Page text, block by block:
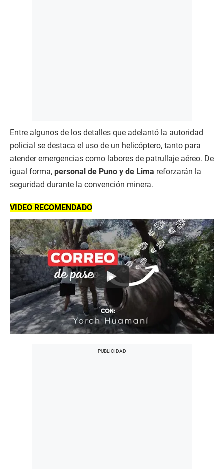
Entre algunos de los detalles que adelantó la autoridad
policial se destaca el uso de un helicóptero, tanto para
atender emergencias como labores de patrullaje aéreo. De
igual forma, personal de Puno y de Lima reforzarán la
seguridad durante la convención minera.
VIDEO RECOMENDADO